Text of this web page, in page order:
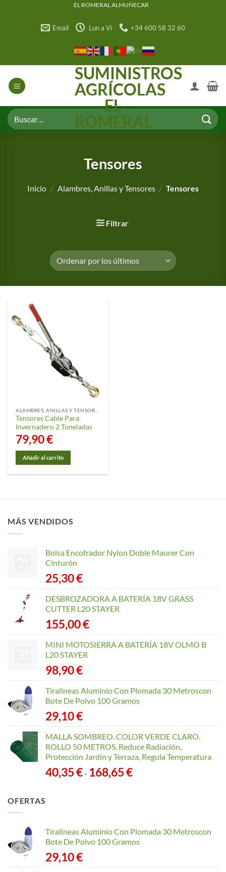
EL ROMERAL ALMUÑECAR
Email Lun a Vi +34 600 58 32 60
SUMINISTROS
AGRÍCOLAS
EL
ROMERAL
Buscar
por:
Tensores
Inicio / Alambres, Anillas y Tensores / Tensores
Filtrar
Tensores Cable Para
Invernadero 2 Toneladas
79,90€
Añadir al carrito
MÁS VENDIDOS
Bolsa Encofrador Nylon Doble Maurer Con
Cinturón
25,30€
DESBROZADORA A BATERÍA 18V GRASS
CUTTER L20 STAYER
155,00€
MINI MOTOSIERRA A BATERÍA 18V OLMO B
L20 STAYER
98,90€
Tiralineas Aluminio Con Plomada 30 Metroscon
Bote De Polvo 100 Gramos
29,10€
MALLA SOMBREO. COLOR VERDE CLARO.
ROLLO 50 METROS. Reduce Radiación,
Protección Jardín y Terraza, Regula Temperatura
40,35€- 168,65€Rango
168,65 €
OFERTAS
Tiralineas Aluminio Con Plomada 30 Metroscon
Bote De Polvo 100 Gramos
29,10€